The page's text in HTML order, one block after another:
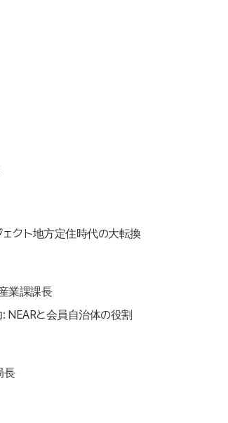
クト地方定住時代の大転換
業課課長
NEARと会員自治体の役割
長